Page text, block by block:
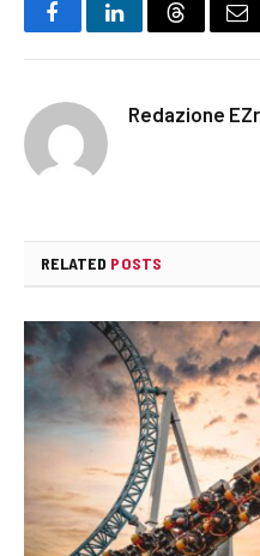
FacebookLinkedInThreads
Redazione
RELATED POSTS